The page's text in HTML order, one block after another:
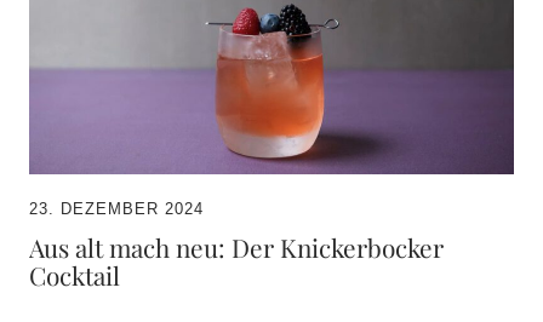
23. DEZEMBER 2024
Aus alt mach neu: Der Knickerbocker
Cocktail